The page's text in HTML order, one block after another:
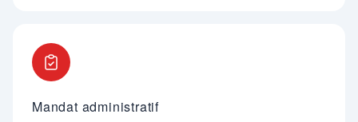
Mandat administratif